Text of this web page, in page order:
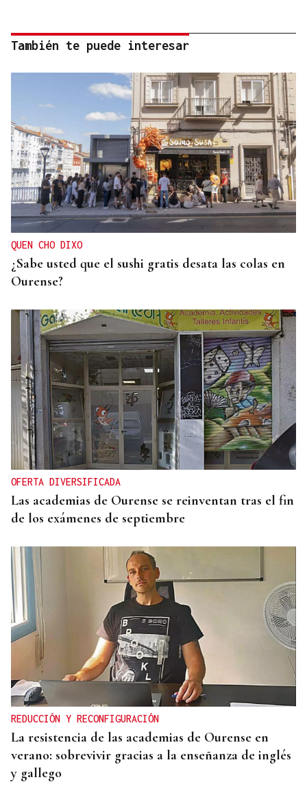
También te puede interesar
QUEN CHO DIXO
¿Sabe usted que el sushi gratis desata las colas en
Ourense?
OFERTA DIVERSIFICADA
Las academias de Ourense se reinventan tras el fin
de los exámenes de septiembre
REDUCCIÓN Y RECONFIGURACIÓN
La resistencia de las academias de Ourense en
verano: sobrevivir gracias a la enseñanza de inglés
y gallego